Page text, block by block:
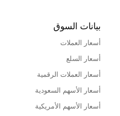
بيانات السوق
أسعار العملات
أسعار السلع
أسعار العملات الرقمية
أسعار الأسهم السعودية
أسعار الأسهم الأمريكية